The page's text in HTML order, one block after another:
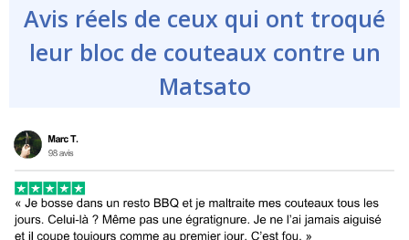
Avis réels de ceux qui ont troqué
leur bloc de couteaux contre un
Matsato